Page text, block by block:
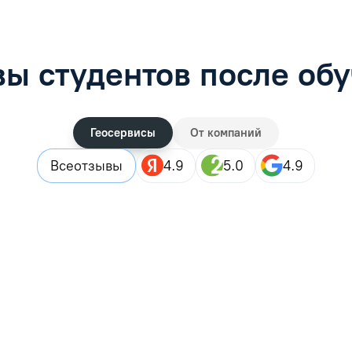
студентов после
Геосервисы От компаний
Всеотзывы 4.9 5.0 4.9